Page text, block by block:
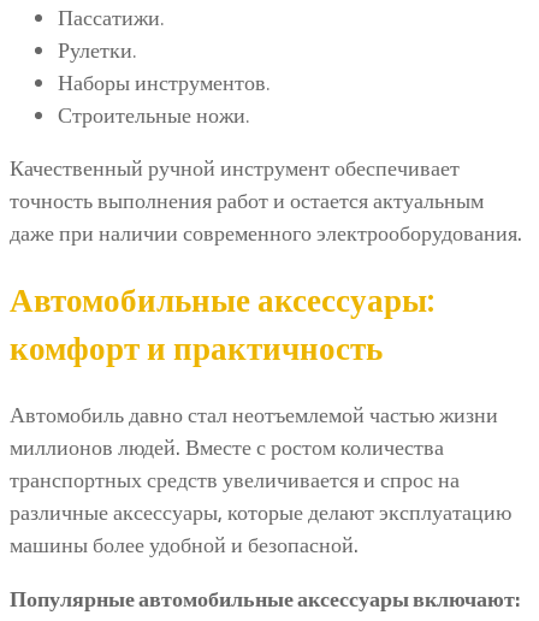
Пассатижи.
Рулетки.
Наборы инструментов.
Строительные ножи.
Качественный ручной инструмент обеспечивает
точность выполнения работ и остается актуальным
даже при наличии современного электрооборудования.
Автомобильные аксессуары:
комфорт и практичность
Автомобиль давно стал неотъемлемой частью жизни
миллионов людей. Вместе с ростом количества
транспортных средств увеличивается и спрос на
различные аксессуары, которые делают эксплуатацию
машины более удобной и безопасной.
Популярные автомобильные аксессуары включают: